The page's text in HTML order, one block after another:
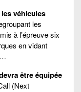
véhicules
les
à l’épreuve six
en vidant
être équipée
(Next